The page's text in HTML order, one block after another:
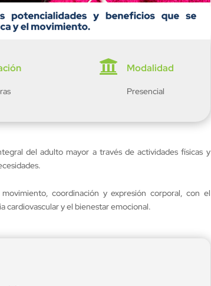
 Modalidad
Presencial
del adulto mayor a través de actividades físicas y
coordinación y expresión corporal, con el
cardiovascular y el bienestar emocional.